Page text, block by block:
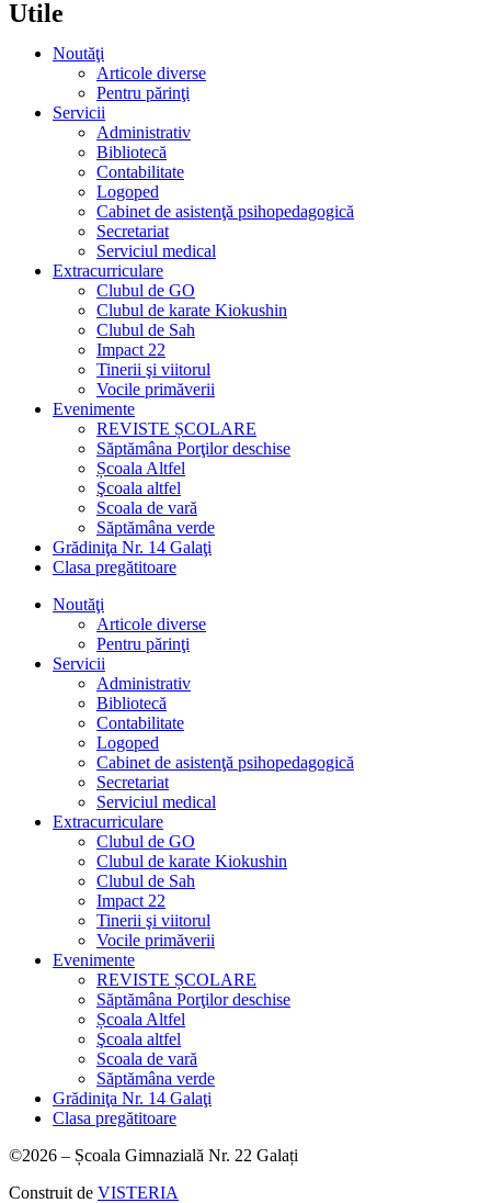
Utile
Noutăţi
Articole diverse
Pentru părinţi
Servicii
Administrativ
Bibliotecă
Contabilitate
Logoped
Cabinet de asistenţă psihopedagogică
Secretariat
Serviciul medical
Extracurriculare
Clubul de GO
Clubul de karate Kiokushin
Clubul de Sah
Impact 22
Tinerii şi viitorul
Vocile primăverii
Evenimente
REVISTE ȘCOLARE
Săptămâna Porţilor deschise
Școala Altfel
Şcoala altfel
Scoala de vară
Săptămâna verde
Grădiniţa Nr. 14 Galaţi
Clasa pregătitoare
Noutăţi
Articole diverse
Pentru părinţi
Servicii
Administrativ
Bibliotecă
Contabilitate
Logoped
Cabinet de asistenţă psihopedagogică
Secretariat
Serviciul medical
Extracurriculare
Clubul de GO
Clubul de karate Kiokushin
Clubul de Sah
Impact 22
Tinerii şi viitorul
Vocile primăverii
Evenimente
REVISTE ȘCOLARE
Săptămâna Porţilor deschise
Școala Altfel
Şcoala altfel
Scoala de vară
Săptămâna verde
Grădiniţa Nr. 14 Galaţi
Clasa pregătitoare
©2026 – Școala Gimnazială Nr. 22 Galați
Construit de VISTERIA